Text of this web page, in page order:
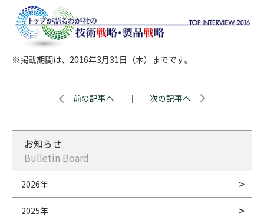
※掲載期間は、2016年3月31日（木）までです。
前の記事へ ｜ 次の記事へ
お知らせ
Bulletin Board
2026年
2025年